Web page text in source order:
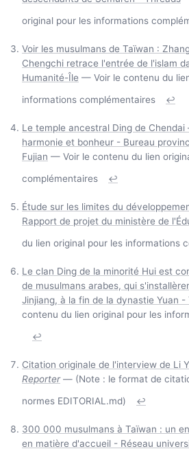
original pour les informations
Voir les musulmans de Taïwan :
Chengchi retrace l'entrée de l'islam
Humanité-Île — Voir le contenu du
informations complémentaires
↩
Le temple ancestral Ding de
harmonie et bonheur - Bureau
Fujian — Voir le contenu du lien
complémentaires
↩
Étude sur les limites du
Rapport de projet du ministère de
du lien original pour les informations
Le clan Ding de la minorité Hui est
de musulmans arabes, qui
Jinjiang, à la fin de la dynastie Yuan -
contenu du lien original pour les
↩
Citation originale de l'interview de Li
Reporter— (Note : le format de
normes EDITORIAL.md)
↩
300 000 musulmans à Taïwan : un
en matière d'accueil - Réseau